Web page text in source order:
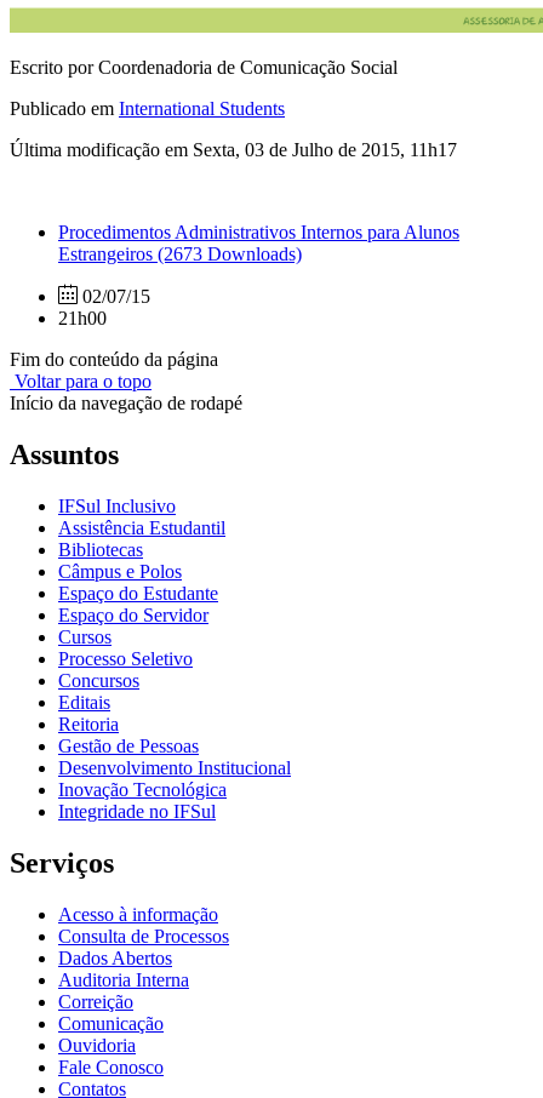
Escrito por Coordenadoria de Comunicação Social
Publicado em International Students
Última modificação em Sexta, 03 de Julho de 2015, 11h17
Procedimentos Administrativos Internos para Alunos
Estrangeiros (2673 Downloads)
02/07/15
21h00
Fim do conteúdo da página
Voltar para o topo
Início da navegação de rodapé
Assuntos
IFSul Inclusivo
Assistência Estudantil
Bibliotecas
Câmpus e Polos
Espaço do Estudante
Espaço do Servidor
Cursos
Processo Seletivo
Concursos
Editais
Reitoria
Gestão de Pessoas
Desenvolvimento Institucional
Inovação Tecnológica
Integridade no IFSul
Serviços
Acesso à informação
Consulta de Processos
Dados Abertos
Auditoria Interna
Correição
Comunicação
Ouvidoria
Fale Conosco
Contatos